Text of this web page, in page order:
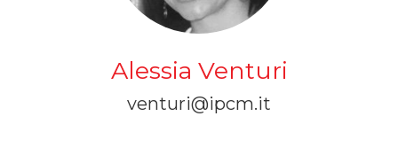
Alessia Venturi
venturi@ipcm.it